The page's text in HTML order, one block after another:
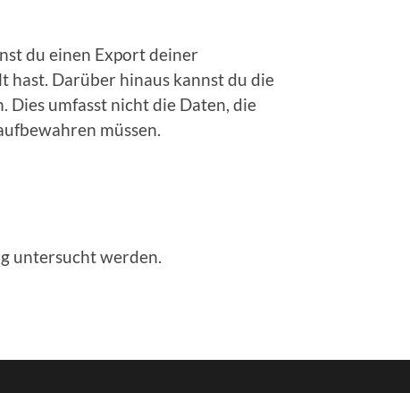
du einen Export deiner
hast. Darüber hinaus kannst du die
Dies umfasst nicht die Daten, die
müssen.
untersucht werden.